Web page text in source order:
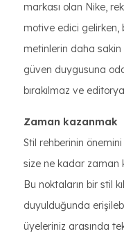
markası olan Nike,
motive edici gelirken,
metinlerin daha
güven duygusuna
bırakılmaz ve
Zaman kazanmak
Stil rehberinin
size ne kadar zaman
Bu noktaların bir stil
duyulduğunda
üyeleriniz arasında